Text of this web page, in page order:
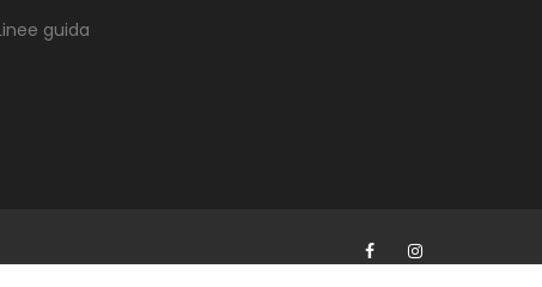
guida